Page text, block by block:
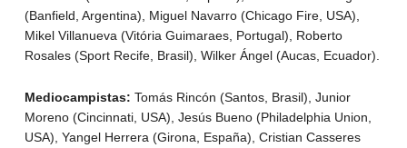
(Banfield, Argentina), Miguel Navarro (Chicago Fire, USA),
Mikel Villanueva (Vitória Guimaraes, Portugal), Roberto
Rosales (Sport Recife, Brasil), Wilker Ángel (Aucas, Ecuador).
Mediocampistas: Tomás Rincón (Santos, Brasil), Junior
Moreno (Cincinnati, USA), Jesús Bueno (Philadelphia Union,
USA), Yangel Herrera (Girona, España), Cristian Casseres